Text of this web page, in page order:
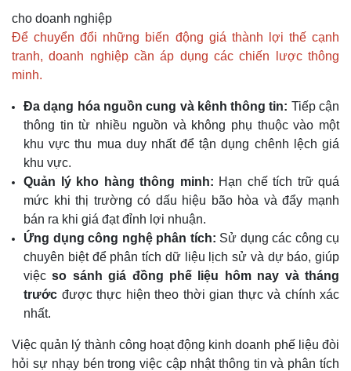
cho doanh nghiệp
Để chuyển đổi những biến động giá thành lợi thế cạnh
tranh, doanh nghiệp cần áp dụng các chiến lược thông
minh.
Đa dạng hóa nguồn cung và kênh thông tin: Tiếp cận
thông tin từ nhiều nguồn và không phụ thuộc vào một
khu vực thu mua duy nhất để tận dụng chênh lệch giá
khu vực.
Quản lý kho hàng thông minh: Hạn chế tích trữ quá
mức khi thị trường có dấu hiệu bão hòa và đẩy mạnh
bán ra khi giá đạt đỉnh lợi nhuận.
Ứng dụng công nghệ phân tích: Sử dụng các công cụ
chuyên biệt để phân tích dữ liệu lịch sử và dự báo, giúp
việcso sánh giá đồng phế liệu hôm nay và tháng
trước được thực hiện theo thời gian thực và chính xác
nhất.
Việc quản lý thành công hoạt động kinh doanh phế liệu đòi
hỏi sự nhạy bén trong việc cập nhật thông tin và phân tích